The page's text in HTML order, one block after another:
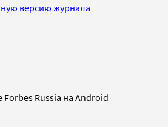
версию журнала
Russia на Android